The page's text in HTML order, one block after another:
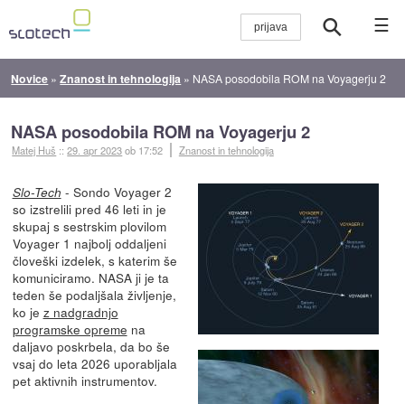
☰
Novice »Znanost in tehnologija » NASA posodobila ROM na Voyagerju 2
NASA posodobila ROM na Voyagerju 2
Matej Huš ::29. apr 2023ob 17:52 Znanost in tehnologija
Slo-Tech - Sondo Voyager 2
so izstrelili pred 46 leti in je
skupaj s sestrskim plovilom
Voyager 1 najbolj oddaljeni
človeški izdelek, s katerim še
komuniciramo. NASA ji je ta
teden še podaljšala življenje,
ko je z nadgradnjo
programske opreme na
daljavo poskrbela, da bo še
vsaj do leta 2026 uporabljala
pet aktivnih instrumentov.